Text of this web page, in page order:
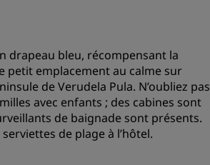
drapeau bleu, récompensant la
petit emplacement au calme sur
de Verudela Pula. N’oubliez pas
avec enfants ; des cabines sont
de baignade sont présents.
de plage à l’hôtel.